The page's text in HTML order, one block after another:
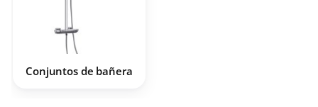
Conjuntos de bañera